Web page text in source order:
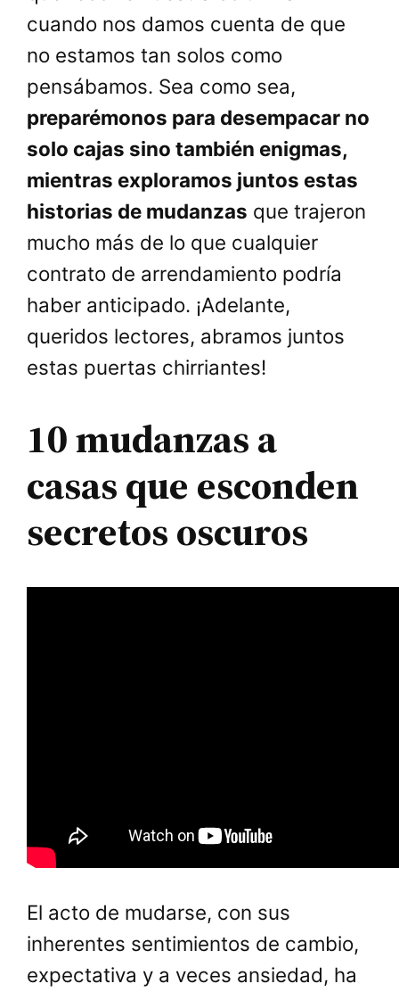
cuando nos damos cuenta de que
no estamos tan solos como
pensábamos. Sea como sea,
preparémonos para desempacar no
solo cajas sino también enigmas,
mientras exploramos juntos estas
historias de mudanzas que trajeron
mucho más de lo que cualquier
contrato de arrendamiento podría
haber anticipado. ¡Adelante,
queridos lectores, abramos juntos
estas puertas chirriantes!
10 mudanzas a
casas que esconden
secretos oscuros
El acto de mudarse, con sus
inherentes sentimientos de cambio,
expectativa y a veces ansiedad, ha